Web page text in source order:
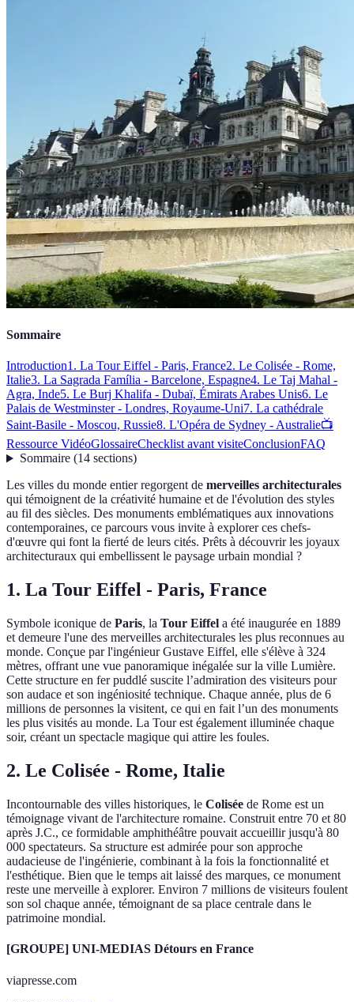
Sommaire
Introduction1. La Tour Eiffel - Paris, France2. Le Colisée - Rome,
Italie3. La Sagrada Família - Barcelone, Espagne4. Le Taj Mahal -
Agra, Inde5. Le Burj Khalifa - Dubaï, Émirats Arabes Unis6. Le
Palais de Westminster - Londres, Royaume-Uni7. La cathédrale
Saint-Basile - Moscou, Russie8. L'Opéra de Sydney - Australie📺
Ressource VidéoGlossaireChecklist avant visiteConclusionFAQ
Sommaire(14 sections)
Les villes du monde entier regorgent de merveilles architecturales
qui témoignent de la créativité humaine et de l'évolution des styles
au fil des siècles. Des monuments emblématiques aux innovations
contemporaines, ce parcours vous invite à explorer ces chefs-
d'œuvre qui font la fierté de leurs cités. Prêts à découvrir les joyaux
architecturaux qui embellissent le paysage urbain mondial ?
1. La Tour Eiffel - Paris, France
Symbole iconique de Paris, la Tour Eiffel a été inaugurée en 1889
et demeure l'une des merveilles architecturales les plus reconnues au
monde. Conçue par l'ingénieur Gustave Eiffel, elle s'élève à 324
mètres, offrant une vue panoramique inégalée sur la ville Lumière.
Cette structure en fer puddlé suscite l’admiration des visiteurs pour
son audace et son ingéniosité technique. Chaque année, plus de 6
millions de personnes la visitent, ce qui en fait l’un des monuments
les plus visités au monde. La Tour est également illuminée chaque
soir, créant un spectacle magique qui attire les foules.
2. Le Colisée - Rome, Italie
Incontournable des villes historiques, le Colisée de Rome est un
témoignage vivant de l'architecture romaine. Construit entre 70 et 80
après J.C., ce formidable amphithéâtre pouvait accueillir jusqu'à 80
000 spectateurs. Sa structure est admirée pour son approche
audacieuse de l'ingénierie, combinant à la fois la fonctionnalité et
l'esthétique. Bien que le temps ait laissé des marques, ce monument
reste une merveille à explorer. Environ 7 millions de visiteurs foulent
son sol chaque année, témoignant de sa place centrale dans le
patrimoine mondial.
[GROUPE] UNI-MEDIAS Détours en France
viapresse.com